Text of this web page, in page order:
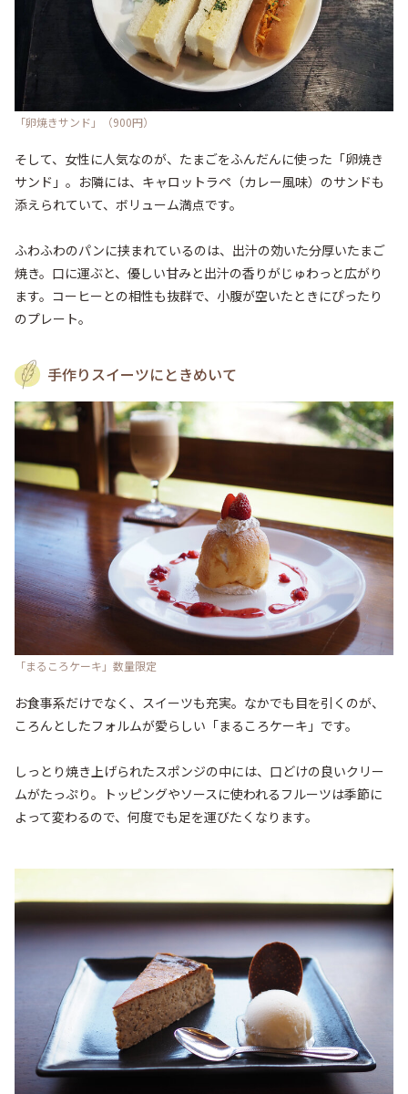
「卵焼きサンド」（900円）
そして、女性に人気なのが、たまごをふんだんに使った「卵焼き
サンド」。お隣には、キャロットラペ（カレー風味）のサンドも
添えられていて、ボリューム満点です。
ふわふわのパンに挟まれているのは、出汁の効いた分厚いたまご
焼き。口に運ぶと、優しい甘みと出汁の香りがじゅわっと広がり
ます。コーヒーとの相性も抜群で、小腹が空いたときにぴったり
のプレート。
手作りスイーツにときめいて
「まるころケーキ」数量限定
お食事系だけでなく、スイーツも充実。なかでも目を引くのが、
ころんとしたフォルムが愛らしい「まるころケーキ」です。
しっとり焼き上げられたスポンジの中には、口どけの良いクリー
ムがたっぷり。トッピングやソースに使われるフルーツは季節に
よって変わるので、何度でも足を運びたくなります。